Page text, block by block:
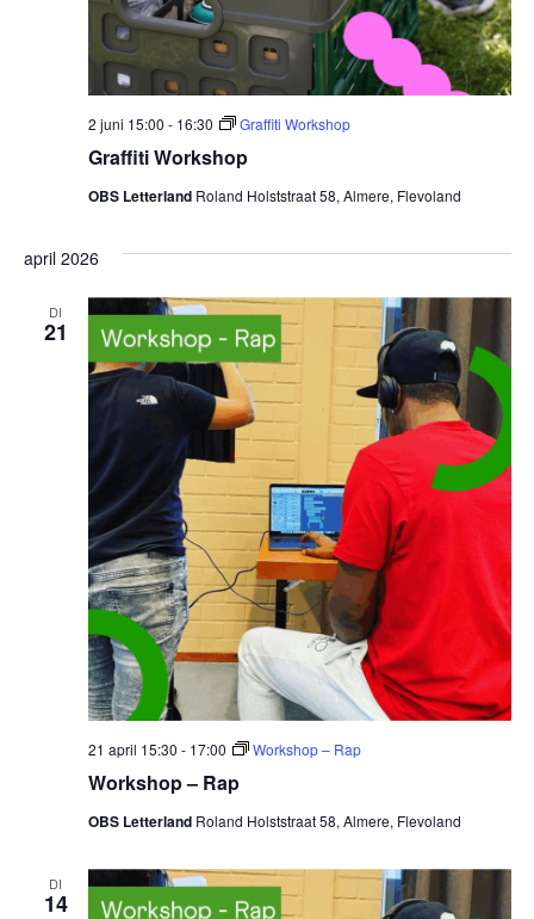
Graffiti Workshop
2 juni 15:00 - 16:30 Graffiti Workshop
OBS Letterland Roland Holststraat 58, Almere, Flevoland
april 2026
DI
21
Workshop – Rap
21 april 15:30 - 17:00 Workshop – Rap
OBS Letterland Roland Holststraat 58, Almere, Flevoland
DI
14